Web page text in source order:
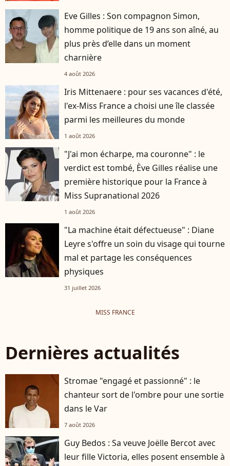
Eve Gilles : Son compagnon Simon,
homme politique de 19 ans son aîné, au
plus près d’elle dans un moment
charnière
4 août 2026
Iris Mittenaere : pour ses vacances d'été,
l'ex-Miss France a choisi une île classée
parmi les meilleures du monde
1 août 2026
"J'ai mon écharpe, ma couronne" : le
verdict est tombé, Ève Gilles réalise une
première historique pour la France à
Miss Supranational 2026
1 août 2026
"La machine était défectueuse" : Diane
Leyre s'offre un soin du visage qui tourne
mal et partage les conséquences
physiques
31 juillet 2026
MISS FRANCE
Dernières actualités
Stromae "engagé et passionné" : le
chanteur sort de l'ombre pour une sortie
dans le Var
7 août 2026
Guy Bedos : Sa veuve Joëlle Bercot avec
leur fille Victoria, elles posent ensemble à